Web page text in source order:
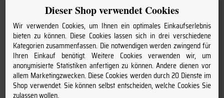
Verschluss:
Kork
Lagerfähig:
2028
Information:
Dieser Shop verwendet Cookies
Wir verwenden Cookies, um Ihnen ein optimales Einkaufserlebnis
bieten zu können. Diese Cookies lassen sich in drei verschiedene
Kategorien zusammenfassen. Die notwendigen werden zwingend für
Ihren Einkauf benötigt. Weitere Cookies verwenden wir, um
anonymisierte Statistiken anfertigen zu können. Andere dienen vor
allem Marketingzwecken. Diese Cookies werden durch 20 Dienste im
Shop verwendet. Sie können selbst entscheiden, welche Cookies Sie
zulassen wollen.